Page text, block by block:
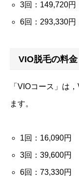
3回：149,720円
6回：293,330円
VIO脱毛の料
「VIOコース」は
ます。
1回：16,090円
3回：39,600円
6回：73,330円